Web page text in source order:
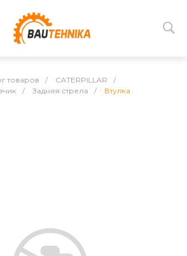
товаров / CATERPILLAR
/
/ Задняя стрела / Втулка